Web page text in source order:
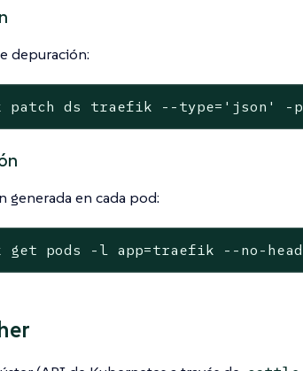
depuración:
ds traefik --type='json' -
generada en cada pod:
pods -l app=traefik --no-